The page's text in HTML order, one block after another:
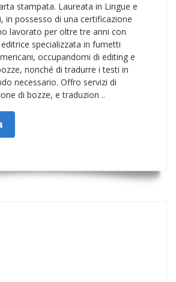
stampata. Laureata in Lingue e
in possesso di una certificazione
lavorato per oltre tre anni con
specializzata in fumetti
occupandomi di editing e
nonché di tradurre i testi in
necessario. Offro servizi di
di bozze, e traduzion ..